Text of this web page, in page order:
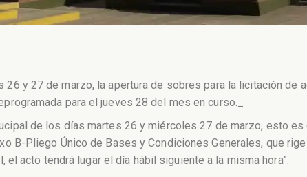
y 27 de marzo, la apertura de sobres para la licitación de
para el jueves 28 del mes en curso._
de los días martes 26 y miércoles 27 de marzo, esto es
B-Pliego Único de Bases y Condiciones Generales, que
acto tendrá lugar el día hábil siguiente a la misma hora”.